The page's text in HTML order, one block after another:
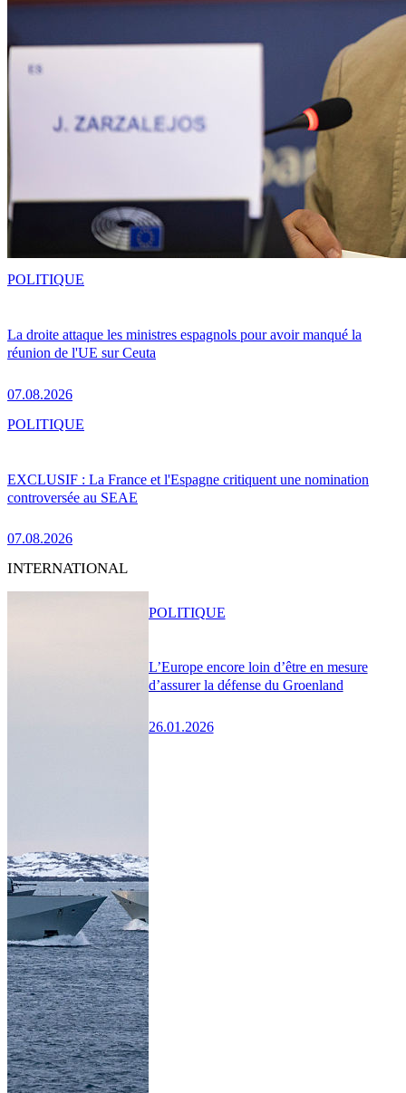
La droite attaque les ministres espagnols pour avoir manqué la
réunion de l'UE sur Ceuta
07.08.2026
POLITIQUE
EXCLUSIF : La France et l'Espagne critiquent une nomination
controversée au SEAE
07.08.2026
POLITIQUE
INTERNATIONAL
L’Europe encore loin d’être en mesure
d’assurer la défense du Groenland
26.01.2026
POLITIQUE